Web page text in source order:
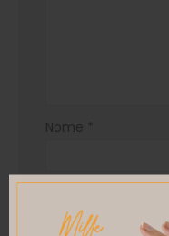
Nome *